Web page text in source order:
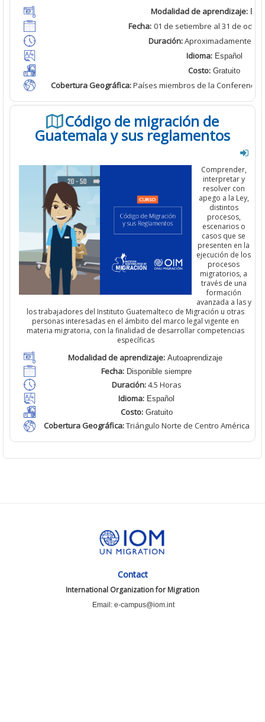
Modalidad de aprendizaje:
Fecha: 01 de setiembre al 31 de
Duración:Aproximadamente
Idioma:Español
Costo: Gratuito
Cobertura Geográfica:Países miembros de la Conferencia
Código de migración de
Guatemala y sus reglamentos
Comprender,
interpretar y
resolver con
apego a la Ley,
distintos
procesos,
escenarios o
casos que se
presenten en la
ejecución de los
procesos
migratorios, a
través de una
formación
avanzada a las y
los trabajadores del Instituto Guatemalteco de Migración u otras
personas interesadas en el ámbito del marco legal vigente en
materia migratoria, con la finalidad de desarrollar competencias
específicas
Modalidad de aprendizaje: Autoaprendizaje
Fecha: Disponible siempre
Duración:4.5 Horas
Idioma: Español
Costo:Gratuito
Cobertura Geográfica:Triángulo Norte de Centro América
Contact
International Organization for Migration
Email: e-campus@iom.int